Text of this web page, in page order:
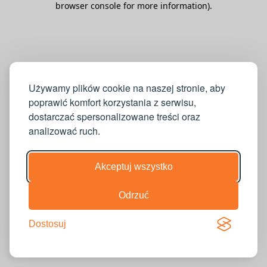
Używamy plików cookie na naszej stronie, aby
poprawić komfort korzystania z serwisu,
dostarczać spersonalizowane treści oraz
analizować ruch.
Akceptuj wszystko
Odrzuć
Dostosuj
browser console for more information).